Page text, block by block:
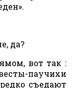
да?
вот так :
паучихи
съедают